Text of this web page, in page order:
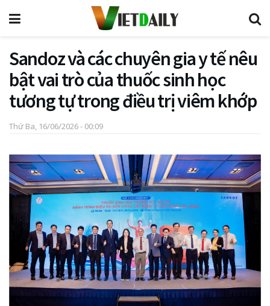
Sandoz và các chuyên gia y tế nêu
bật vai trò của thuốc sinh học
tương tự trong điều trị viêm khớp
Thứ Ba, 16/06/2026 - 00:09